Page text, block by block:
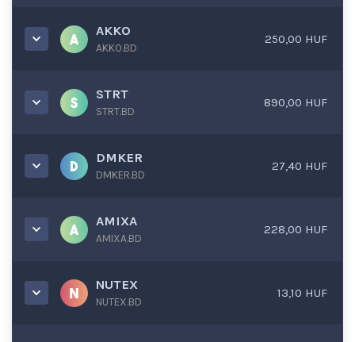
AKKO
AKKO.BD
250,00 HUF
STRT
STRT.BD
890,00 HUF
DMKER
DMKER.BD
27,40 HUF
AMIXA
AMIXA.BD
228,00 HUF
NUTEX
NUTEX.BD
13,10 HUF